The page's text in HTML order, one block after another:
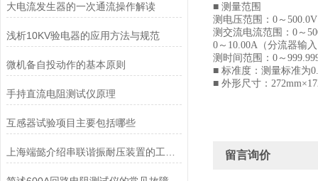
大电流发生器的一次通流操作解读
浅析10KV验电器的应用方法与规范
微机备自投动作的基本原则
手持直流电阻测试仪原理
互感器试验项目主要包括哪些
■ 测量范围
测电压范围：0～
测交流电流范围：0～
0～10.00A（分流器输
测时间范围：0～
■ 标准度：测量标准为
■ 外形尺寸：
留言询价